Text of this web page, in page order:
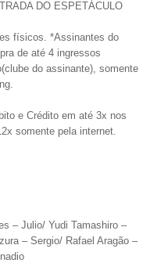
DO ESPETÁCULO
físicos. *Assinantes do
de até 4 ingressos
do assinante), somente
e Crédito em até 3x nos
somente pela internet.
– Julio/ Yudi Tamashiro –
– Sergio/ Rafael Aragão –